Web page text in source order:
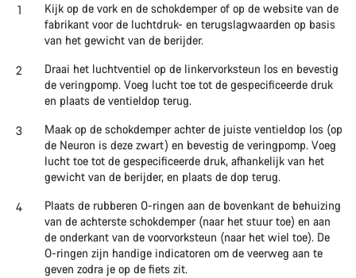
Kijk op de vork en de schokdemper of op de website van de
fabrikant voor de luchtdruk- en terugslagwaarden op basis
van het gewicht van de berijder.
Draai het luchtventiel op de linkervorksteun los en bevestig
de veringpomp. Voeg lucht toe tot de gespecificeerde druk
en plaats de ventieldop terug.
Maak op de schokdemper achter de juiste ventieldop los (op
de Neuron is deze zwart) en bevestig de veringpomp. Voeg
lucht toe tot de gespecificeerde druk, afhankelijk van het
gewicht van de berijder, en plaats de dop terug.
Plaats de rubberen O-ringen aan de bovenkant de behuizing
van de achterste schokdemper (naar het stuur toe) en aan
de onderkant van de voorvorksteun (naar het wiel toe). De
O-ringen zijn handige indicatoren om de veerweg aan te
geven zodra je op de fiets zit.